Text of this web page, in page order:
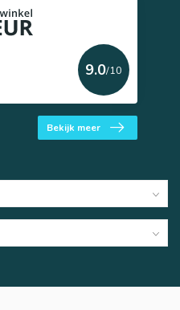
9.0/10
Bekijk meer